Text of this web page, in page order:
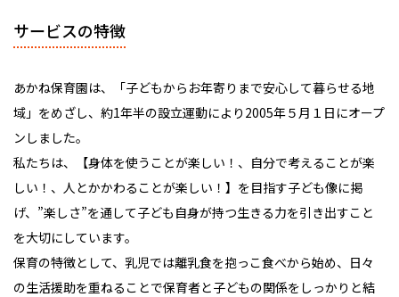
サービスの特徴
あかね保育園は、「子どもからお年寄りまで安心して暮らせる地
域」をめざし、約1年半の設立運動により2005年５月１日にオープ
ンしました。
私たちは、【身体を使うことが楽しい！、自分で考えることが楽
しい！、人とかかわることが楽しい！】を目指す子ども像に掲
げ、”楽しさ”を通して子ども自身が持つ生きる力を引き出すこと
を大切にしています。
保育の特徴として、乳児では離乳食を抱っこ食べから始め、日々
の生活援助を重ねることで保育者と子どもの関係をしっかりと結